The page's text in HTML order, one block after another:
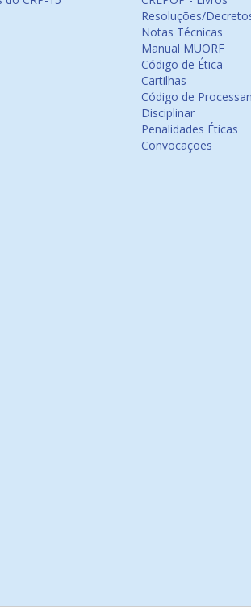
Resoluções/
Notas Técnicas
Manual MUORF
Código de Ética
Cartilhas
Código de
Disciplinar
Penalidades Éticas
Convocações